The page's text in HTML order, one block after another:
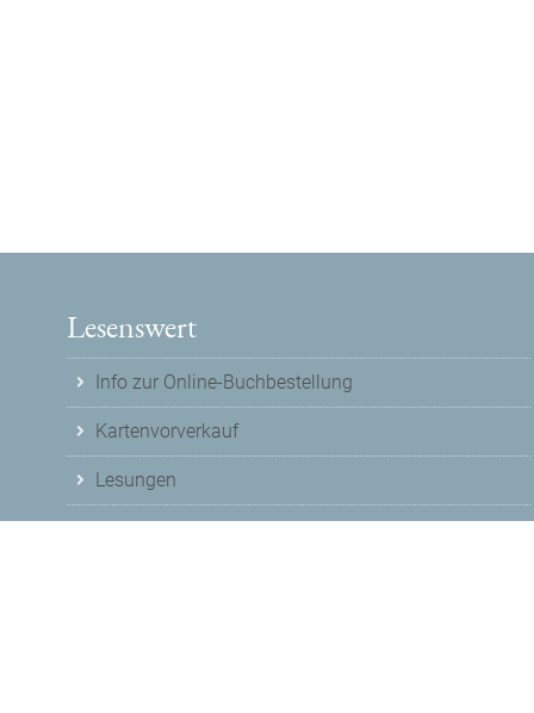
Lesenswert
Info zur Online-Buchbestellung
Kartenvorverkauf
Lesungen